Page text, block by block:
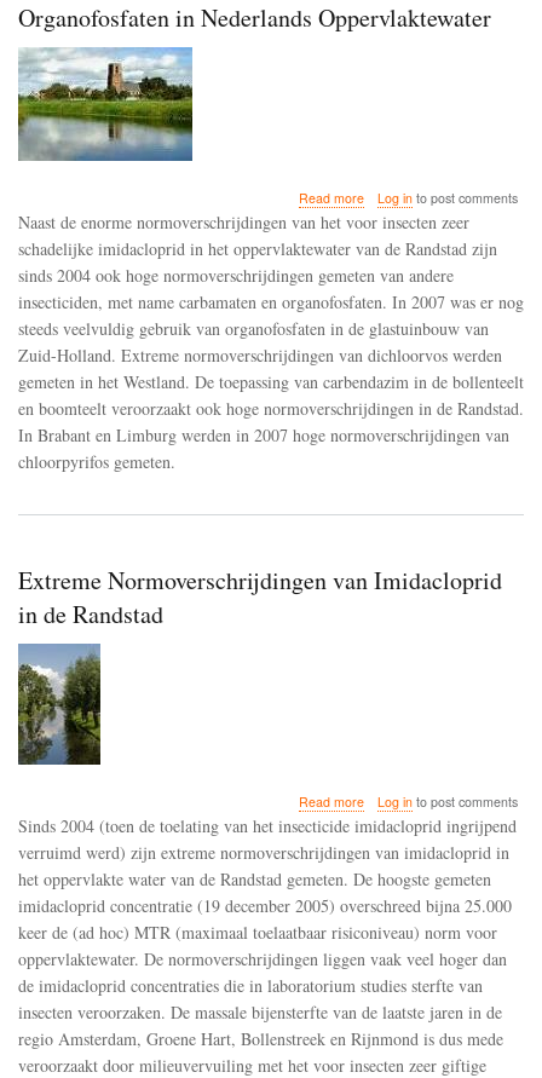
Organofosfaten in Nederlands Oppervlaktewater
Read moreabout
Normoverschrijdingen
Carbamaten
en
Organofosfaten
Nederlands
Oppervlaktewater
Log into post comments
Naast de enorme normoverschrijdingen van het voor insecten zeer
schadelijke imidacloprid in het oppervlaktewater van de Randstad zijn
sinds 2004 ook hoge normoverschrijdingen gemeten van andere
insecticiden, met name carbamaten en organofosfaten. In 2007 was er nog
steeds veelvuldig gebruik van organofosfaten in de glastuinbouw van
Zuid-Holland. Extreme normoverschrijdingen van dichloorvos werden
gemeten in het Westland. De toepassing van carbendazim in de bollenteelt
en boomteelt veroorzaakt ook hoge normoverschrijdingen in de Randstad.
In Brabant en Limburg werden in 2007 hoge normoverschrijdingen van
chloorpyrifos gemeten.
Extreme Normoverschrijdingen van Imidacloprid
in de Randstad
Read moreabout
Extreme
Normoverschrijdingen
van
Imidacloprid
in
Randstad
Log into post comments
Sinds 2004 (toen de toelating van het insecticide imidacloprid ingrijpend
verruimd werd) zijn extreme normoverschrijdingen van imidacloprid in
het oppervlakte water van de Randstad gemeten. De hoogste gemeten
imidacloprid concentratie (19 december 2005) overschreed bijna 25.000
keer de (ad hoc) MTR (maximaal toelaatbaar risiconiveau) norm voor
oppervlaktewater. De normoverschrijdingen liggen vaak veel hoger dan
de imidacloprid concentraties die in laboratorium studies sterfte van
insecten veroorzaken. De massale bijensterfte van de laatste jaren in de
regio Amsterdam, Groene Hart, Bollenstreek en Rijnmond is dus mede
veroorzaakt door milieuvervuiling met het voor insecten zeer giftige